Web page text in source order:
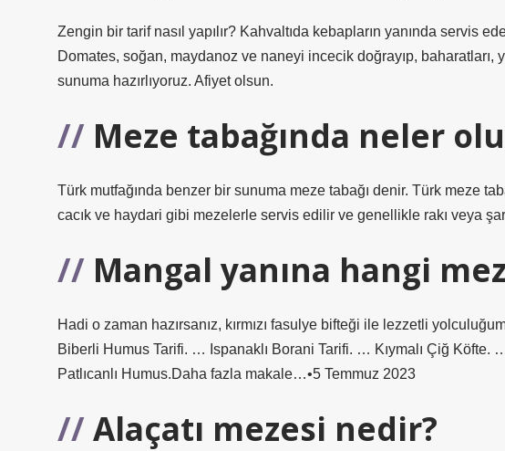
Zengin bir tarif nasıl yapılır? Kahvaltıda kebapların yanında servis
Domates, soğan, maydanoz ve naneyi incecik doğrayıp, baharatları,
sunuma hazırlıyoruz. Afiyet olsun.
Meze tabağında neler
Türk mutfağında benzer bir sunuma meze tabağı denir. Türk meze
cacık ve haydari gibi mezelerle servis edilir ve genellikle rakı veya
Mangal yanına hangi
Hadi o zaman hazırsanız, kırmızı fasulye bifteği ile lezzetli
Biberli Humus Tarifi. … Ispanaklı Borani Tarifi. … Kıymalı Çiğ
Patlıcanlı Humus.Daha fazla makale…•5 Temmuz 2023
Alaçatı mezesi nedir?